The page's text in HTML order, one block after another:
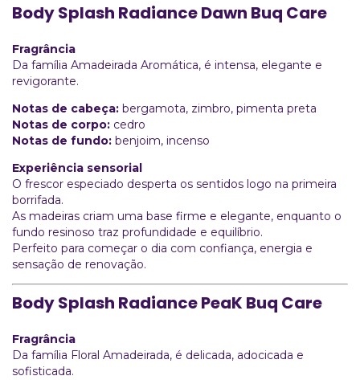
Body Splash Radiance Dawn Buq Care
Fragrância
Da família Amadeirada Aromática, é intensa, elegante e
revigorante.
Notas de cabeça: bergamota, zimbro, pimenta preta
Notas de corpo: cedro
Notas de fundo: benjoim, incenso
Experiência sensorial
O frescor especiado desperta os sentidos logo na primeira
borrifada.
As madeiras criam uma base firme e elegante, enquanto o
fundo resinoso traz profundidade e equilíbrio.
Perfeito para começar o dia com confiança, energia e
sensação de renovação.
Body Splash Radiance PeaK Buq Care
Fragrância
Da família Floral Amadeirada, é delicada, adocicada e
sofisticada.